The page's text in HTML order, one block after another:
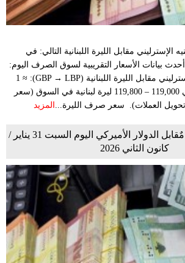
مقابل الليرة اللبنانية التالي: في
بيانات الأسعار التقريبية لسوق الصرف اليوم:
سعر صرف الجنيه الإسترليني مقابل الليرة اللبنانية (GBP → LBP): ≈ 1
جنيه إسترليني = حوالي 119,000 – 119,800 ليرة لبنانية في السوق (سعر
العملات). سعر صرف الليرة... المزيد
سعر الليرة اللبنانية مٌقابل الدولار الأميركي اليوم السبت 31 يناير /
كانون الثاني 2026